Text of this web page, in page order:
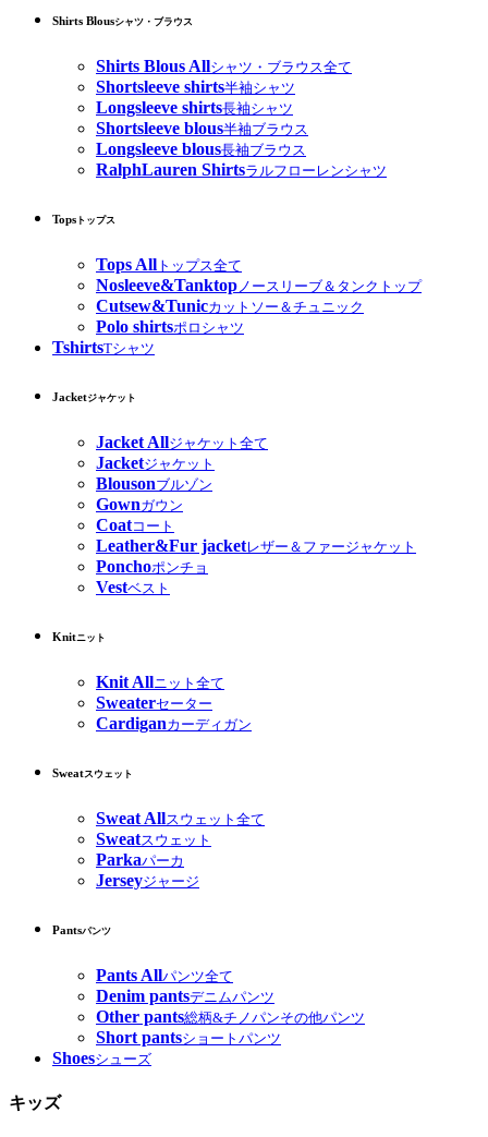
Shirts Blousシャツ・ブラウス
Shirts Blous Allシャツ・ブラウス全て
Shortsleeve shirts半袖シャツ
Longsleeve shirts長袖シャツ
Shortsleeve blous半袖ブラウス
Longsleeve blous長袖ブラウス
RalphLauren Shirtsラルフローレンシャツ
Tops トップス
Tops All トップス全て
Nosleeve&Tanktopノースリーブ＆タンクトップ
Cutsew&Tunicカットソー＆チュニック
Polo shirtsポロシャツ
TshirtsTシャツ
Jacketジャケット
Jacket Allジャケット全て
Jacketジャケット
Blousonブルゾン
Gownガウン
Coatコート
Leather&Fur jacketレザー＆ファージャケット
Ponchoポンチョ
Vestベスト
Knitニット
Knit Allニット全て
Sweaterセーター
Cardiganカーディガン
Sweatスウェット
Sweat Allスウェット全て
Sweatスウェット
Parkaパーカ
Jerseyジャージ
Pantsパンツ
Pants Allパンツ全て
Denim pantsデニムパンツ
Other pants総柄&チノパンその他パンツ
Short pantsショートパンツ
Shoesシューズ
キッズ